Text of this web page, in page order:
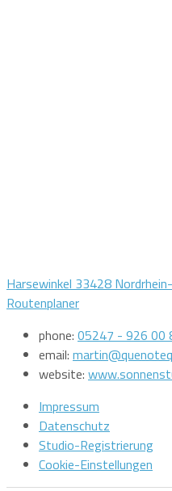
Harsewinkel 33428
Routenplaner
phone: 05247 - 926 00
email:
website:
Impressum
Datenschutz
Studio-Registrierung
Cookie-Einstellungen